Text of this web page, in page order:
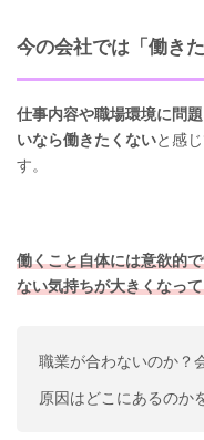
今の会社では「働きた
仕事内容や職場環境に問
いなら働きたくないと感
す。
働くこと自体には意欲的
ない気持ちが大きくなっ
職業が合わないのか？
原因はどこにあるのか